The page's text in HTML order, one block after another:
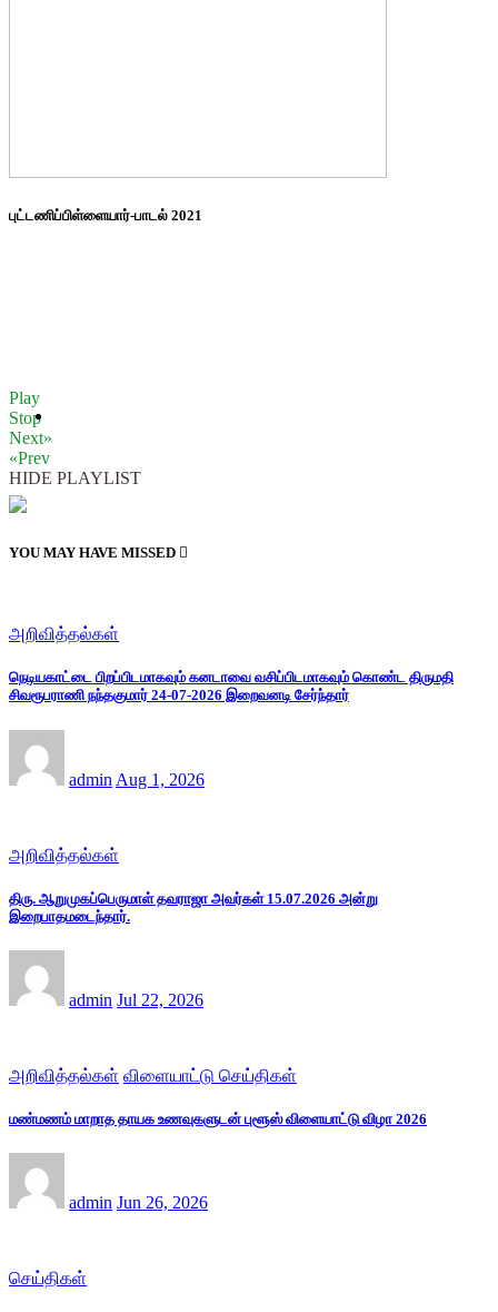
புட்டணிப்பிள்ளையார்-பாடல் 2021
Play
Stop
Next»
«Prev
HIDE PLAYLIST
YOU MAY HAVE MISSED
அறிவித்தல்கள்
நெடியகாட்டை பிறப்பிடமாகவும் கனடாவை வசிப்பிடமாகவும் கொண்ட திருமதி
சிவரூபராணி நந்தகுமார் 24-07-2026 இறைவனடி சேர்ந்தார்
admin Aug 1, 2026
அறிவித்தல்கள்
திரு. ஆறுமுகப்பெருமாள் தவராஜா அவர்கள் 15.07.2026 அன்று
இறைபாதமடைந்தார்.
admin Jul 22, 2026
அறிவித்தல்கள் விளையாட்டு செய்திகள்
மண்மணம் மாறாத தாயக உணவுகளுடன் புளூஸ் விளையாட்டு விழா 2026
admin Jun 26, 2026
செய்திகள்